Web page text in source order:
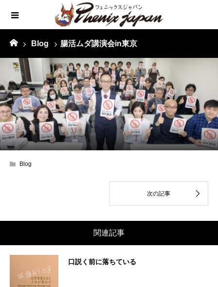
Blog 腸活ムダ講演会in東京
Blog
関連記事
口説く前に落ちている